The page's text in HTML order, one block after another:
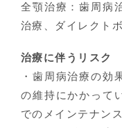
全顎治療：歯周病
治療、ダイレクト
治療に伴うリスク
・歯周病治療の効
の維持にかかって
でのメインテナン